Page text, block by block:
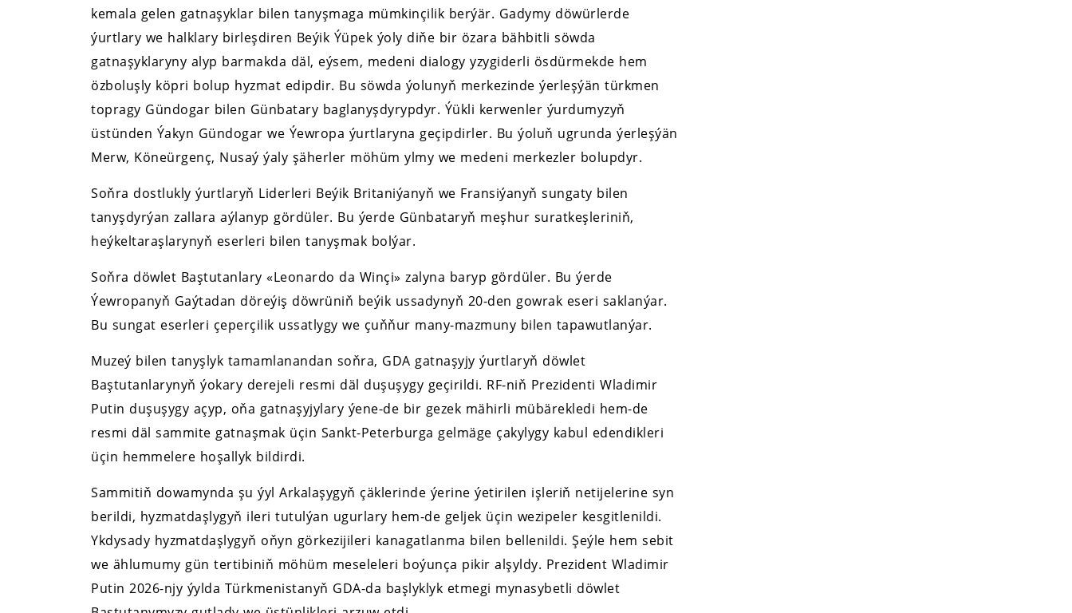
kemala gelen gatnaşyklar bilen tanyşmaga mümkinçilik berýär. Gadymy döwürlerde
ýurtlary we halklary birleşdiren Beýik Ýüpek ýoly diňe bir özara bähbitli söwda
gatnaşyklaryny alyp barmakda däl, eýsem, medeni dialogy yzygiderli ösdürmekde hem
özboluşly köpri bolup hyzmat edipdir. Bu söwda ýolunyň merkezinde ýerleşýän türkmen
topragy Gündogar bilen Günbatary baglanyşdyrypdyr. Ýükli kerwenler ýurdumyzyň
üstünden Ýakyn Gündogar we Ýewropa ýurtlaryna geçipdirler. Bu ýoluň ugrunda ýerleşýän
Merw, Köneürgenç, Nusaý ýaly şäherler möhüm ylmy we medeni merkezler bolupdyr.
Soňra dostlukly ýurtlaryň Liderleri Beýik Britaniýanyň we Fransiýanyň sungaty bilen
tanyşdyrýan zallara aýlanyp gördüler. Bu ýerde Günbataryň meşhur suratkeşleriniň,
heýkeltaraşlarynyň eserleri bilen tanyşmak bolýar.
Soňra döwlet Baştutanlary «Leonardo da Winçi» zalyna baryp gördüler. Bu ýerde
Ýewropanyň Gaýtadan döreýiş döwrüniň beýik ussadynyň 20-den gowrak eseri saklanýar.
Bu sungat eserleri çeperçilik ussatlygy we çuňňur many-mazmuny bilen tapawutlanýar.
Muzeý bilen tanyşlyk tamamlanandan soňra, GDA gatnaşyjy ýurtlaryň döwlet
Baştutanlarynyň ýokary derejeli resmi däl duşuşygy geçirildi. RF-niň Prezidenti Wladimir
Putin duşuşygy açyp, oňa gatnaşyjylary ýene-de bir gezek mähirli mübärekledi hem-de
resmi däl sammite gatnaşmak üçin Sankt-Peterburga gelmäge çakylygy kabul edendikleri
üçin hemmelere hoşallyk bildirdi.
Sammitiň dowamynda şu ýyl Arkalaşygyň çäklerinde ýerine ýetirilen işleriň netijelerine syn
berildi, hyzmatdaşlygyň ileri tutulýan ugurlary hem-de geljek üçin wezipeler kesgitlenildi.
Ykdysady hyzmatdaşlygyň oňyn görkezijileri kanagatlanma bilen bellenildi. Şeýle hem sebit
we ählumumy gün tertibiniň möhüm meseleleri boýunça pikir alşyldy. Prezident Wladimir
Putin 2026-njy ýylda Türkmenistanyň GDA-da başlyklyk etmegi mynasybetli döwlet